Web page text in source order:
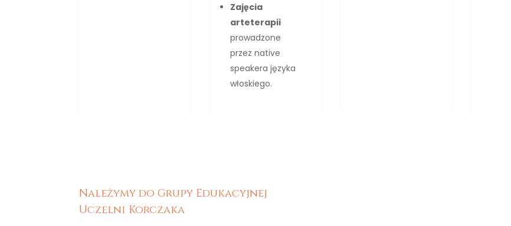
Zajęcia
arteterapii
prowadzone
przez native
speakera języka
włoskiego.
Należymy do Grupy Edukacyjnej
Uczelni Korczaka